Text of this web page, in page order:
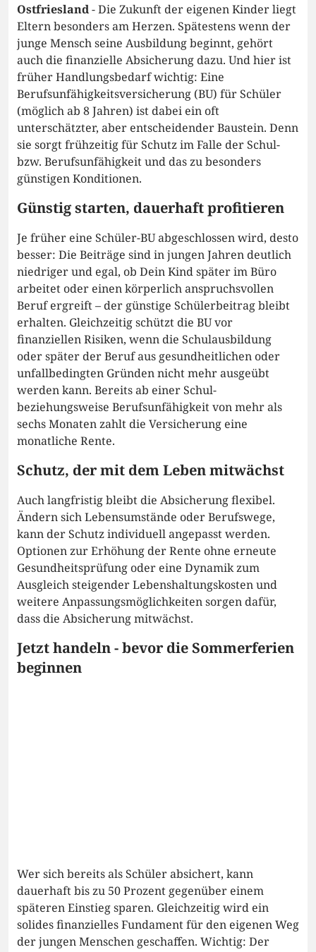
Ostfriesland- Die Zukunft der eigenen Kinder liegt
Eltern besonders am Herzen. Spätestens wenn der
junge Mensch seine Ausbildung beginnt, gehört
auch die finanzielle Absicherung dazu. Und hier ist
früher Handlungsbedarf wichtig: Eine
Berufsunfähigkeitsversicherung (BU) für Schüler
(möglich ab 8 Jahren) ist dabei ein oft
unterschätzter, aber entscheidender Baustein. Denn
sie sorgt frühzeitig für Schutz im Falle der Schul-
bzw. Berufsunfähigkeit und das zu besonders
günstigen Konditionen.
Günstig starten, dauerhaft profitieren
Je früher eine Schüler-BU abgeschlossen wird, desto
besser: Die Beiträge sind in jungen Jahren deutlich
niedriger und egal, ob Dein Kind später im Büro
arbeitet oder einen körperlich anspruchsvollen
Beruf ergreift – der günstige Schülerbeitrag bleibt
erhalten. Gleichzeitig schützt die BU vor
finanziellen Risiken, wenn die Schulausbildung
oder später der Beruf aus gesundheitlichen oder
unfallbedingten Gründen nicht mehr ausgeübt
werden kann. Bereits ab einer Schul-
beziehungsweise Berufsunfähigkeit von mehr als
sechs Monaten zahlt die Versicherung eine
monatliche Rente.
Schutz, der mit dem Leben mitwächst
Auch langfristig bleibt die Absicherung flexibel.
Ändern sich Lebensumstände oder Berufswege,
kann der Schutz individuell angepasst werden.
Optionen zur Erhöhung der Rente ohne erneute
Gesundheitsprüfung oder eine Dynamik zum
Ausgleich steigender Lebenshaltungskosten und
weitere Anpassungsmöglichkeiten sorgen dafür,
dass die Absicherung mitwächst.
Jetzt handeln - bevor die Sommerferien
beginnen
Wer sich bereits als Schüler absichert, kann
dauerhaft bis zu 50 Prozent gegenüber einem
späteren Einstieg sparen. Gleichzeitig wird ein
solides finanzielles Fundament für den eigenen Weg
der jungen Menschen geschaffen. Wichtig: Der